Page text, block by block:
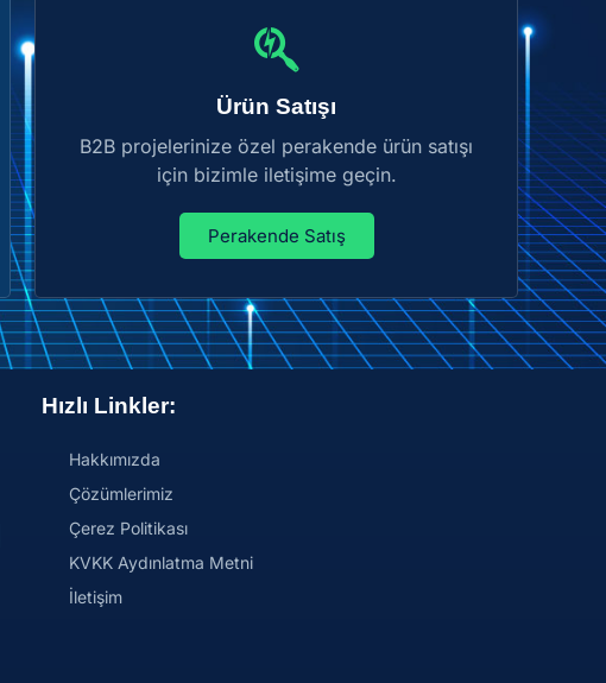
Ürün Satışı
B2B projelerinize özel perakende ürün satışı
için bizimle iletişime geçin.
Perakende Satış
Hızlı Linkler:
Hakkımızda
Çözümlerimiz
Çerez Politikası
KVKK Aydınlatma Metni
İletişim